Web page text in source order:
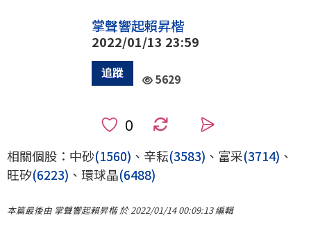
掌聲響起賴昇楷
2022/01/13 23:59
5629
相關個股：中砂(1560) 、辛耘(3583) 、富采(3714) 、
旺矽(6223) 、環球晶(6488)
本篇最後由 掌聲響起賴昇楷 於 2022/01/14 00:09:13 編輯